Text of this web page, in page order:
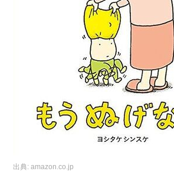
出典:amazon.co.jp